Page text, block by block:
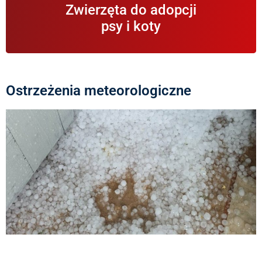
Zwierzęta do adopcji
psy i koty
schronisku i gotowych do adopcji.
Ostrzeżenia meteorologiczne